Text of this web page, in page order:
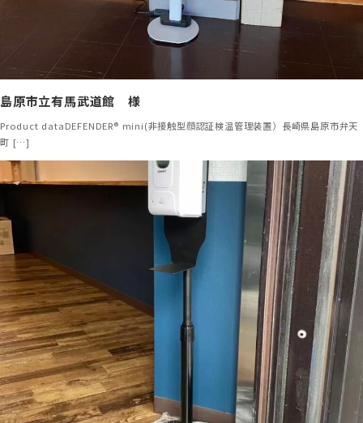
島原市立有馬武道館 様
Product dataDEFENDER® mini(非接触型顔認証検温管理装置）長崎県島原市弁天
町 […]